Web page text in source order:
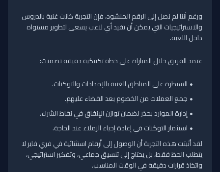
ورغم أننا لم نصل إلى الرقم المنشود، فإن التجربة كانت غنية بالدروس
والاستراتيجيات التي يمكن أن تفيد أي لاعب يسعى لتطوير مستواه
داخل اللعبة.
عتمد الفريق خلال المباراة على خطة تكتيكية دقيقة تضمنت:
السيطرة على المناطق الغنية بالإمدادات والتوكنات.
جمع العملات من الخصوم بعد القضاء عليهم.
إدارة الموارد بحذر لضمان توازن الإنفاق في نقاط الشراء.
استثمار التوكنات في إعادة إحياء الزملاء عند الحاجة.
لقد أثبتت هذه التجربة أن الوصول إلى أرقام استثنائية في فري فاير لا
يتطلب الحظ فقط، بل يحتاج إلى تنسيق جماعي، وتفكير استراتيجي،
واتخاذ قرارات دقيقة في الوقت المناسب.